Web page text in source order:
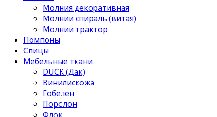
Молния декоративная
Молнии спираль (витая)
Молнии трактор
Помпоны
Спицы
Мебельные ткани
DUCK (Дак)
Винилискожа
Гобелен
Поролон
Флок